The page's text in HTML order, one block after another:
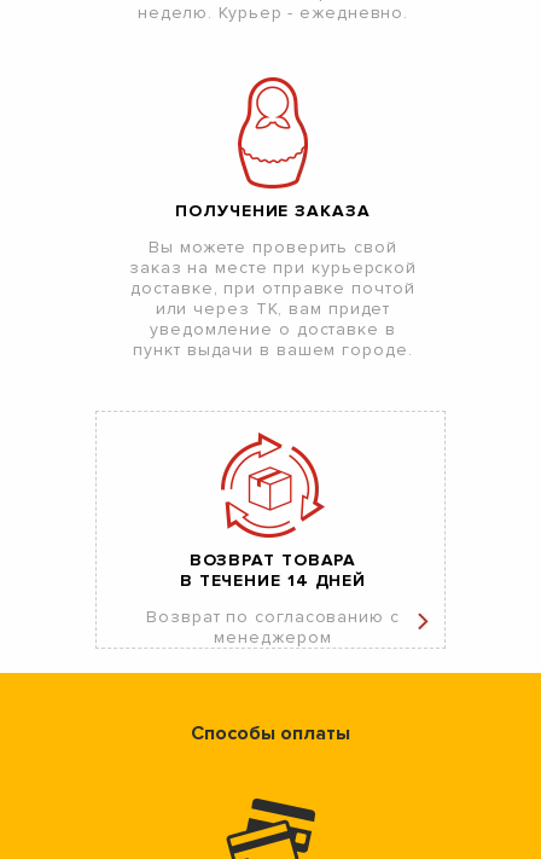
неделю. Курьер - ежедневно.
ПОЛУЧЕНИЕ ЗАКАЗА
Вы можете проверить свой
заказ на месте при курьерской
доставке, при отправке почтой
или через ТК, вам придет
уведомление о доставке в
пункт выдачи в вашем городе.
ВОЗВРАТ ТОВАРА
В ТЕЧЕНИЕ 14 ДНЕЙ
Возврат по согласованию с
менеджером
Способы оплаты